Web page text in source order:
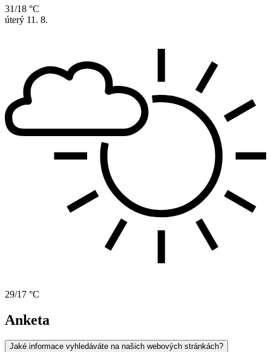
31/18 °C
úterý 11. 8.
29/17 °C
Anketa
Jaké informace vyhledáváte na našich webových stránkách?